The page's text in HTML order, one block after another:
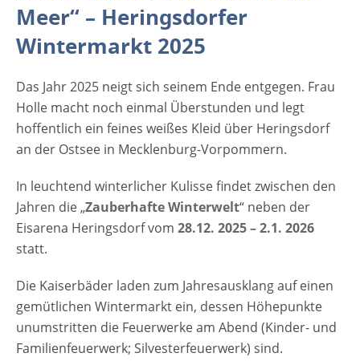
Jahresausklang auf einen gemütlichen
Wintermarkt ein, dessen Höhepunkte
unumstritten die Feuerwerke am Abend
(Kinder- und Familienfeuerwerk;
Silvesterfeuerwerk) sind. Foto: ©francis
bonami - stock.adobe.com [rule
type="basic"] Anzeige Termine und
Öffnungszeiten "Zauberhafte Winterwelt am
Meer" - Heringsdorfer Wintermarkt 2025
28.12. 2025 – 2.1. 2026 jeweils 11 - 19 Uhr
Veranstaltungsort "Zauberhafte Winterwelt
am Meer" - Heringsdorfer Wintermarkt 2025
Heringsdorf Mecklenburg-Vorpommern,
Deutschland Veranstalter / Kontakt
Eigenbetrieb Kaiserbäder Insel Usedom
Waldstraße 1 17429 Bansin Telefon: 038378
Meer“ – Heringsdorfer
Wintermarkt 2025
Das Jahr 2025 neigt sich seinem Ende entgegen. Frau
Holle macht noch einmal Überstunden und legt
hoffentlich ein feines weißes Kleid über Heringsdorf
an der Ostsee in Mecklenburg-Vorpommern.
In leuchtend winterlicher Kulisse findet zwischen den
Jahren die „Zauberhafte Winterwelt“ neben der
Eisarena Heringsdorf vom 28.12. 2025 – 2.1. 2026
statt.
Die Kaiserbäder laden zum Jahresausklang auf einen
gemütlichen Wintermarkt ein, dessen Höhepunkte
unumstritten die Feuerwerke am Abend (Kinder- und
Familienfeuerwerk; Silvesterfeuerwerk) sind.